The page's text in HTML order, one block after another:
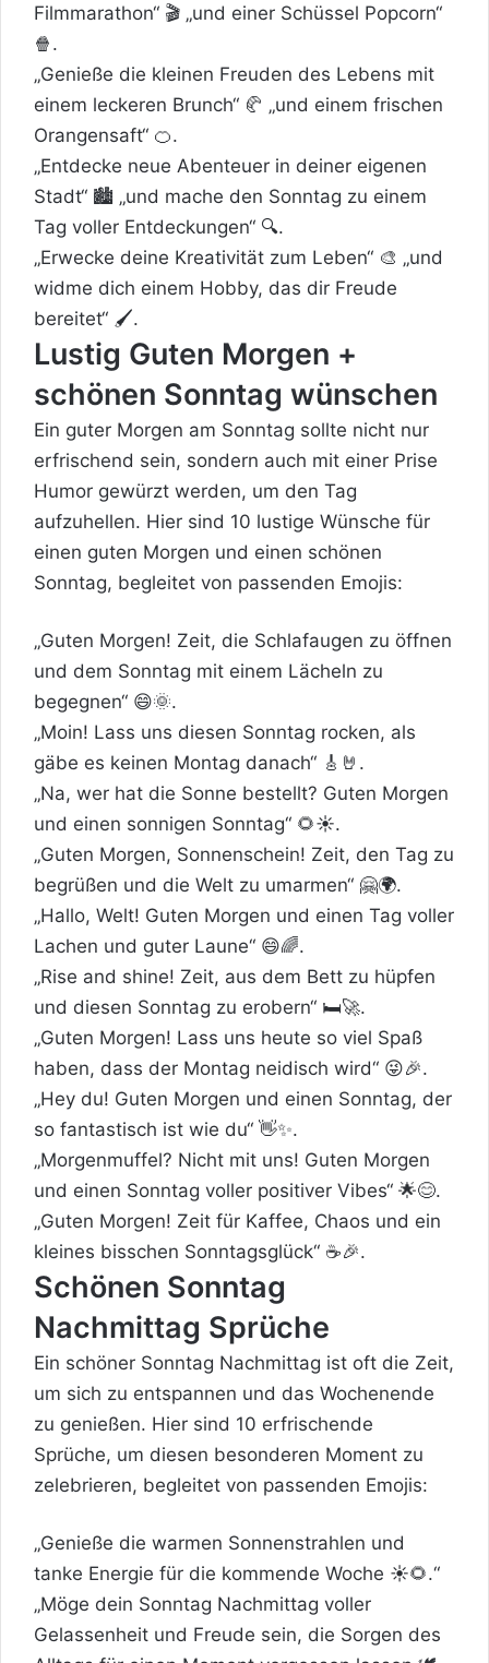
Filmmarathon“ 🎬 „und einer Schüssel Popcorn“
🍿.
„Genieße die kleinen Freuden des Lebens mit
einem leckeren Brunch“ 🥐 „und einem frischen
Orangensaft“ 🍊.
„Entdecke neue Abenteuer in deiner eigenen
Stadt“ 🏙️ „und mache den Sonntag zu einem
Tag voller Entdeckungen“ 🔍.
„Erwecke deine Kreativität zum Leben“ 🎨 „und
widme dich einem Hobby, das dir Freude
bereitet“ 🖌️.
Lustig Guten Morgen +
schönen Sonntag wünschen
Ein guter Morgen am Sonntag sollte nicht nur
erfrischend sein, sondern auch mit einer Prise
Humor gewürzt werden, um den Tag
aufzuhellen. Hier sind 10 lustige Wünsche für
einen guten Morgen und einen schönen
Sonntag, begleitet von passenden Emojis:
„Guten Morgen! Zeit, die Schlafaugen zu öffnen
und dem Sonntag mit einem Lächeln zu
begegnen“ 😄🌞.
„Moin! Lass uns diesen Sonntag rocken, als
gäbe es keinen Montag danach“ 🎸🤘.
„Na, wer hat die Sonne bestellt? Guten Morgen
und einen sonnigen Sonntag“ 🌻☀️.
„Guten Morgen, Sonnenschein! Zeit, den Tag zu
begrüßen und die Welt zu umarmen“ 🤗🌍.
„Hallo, Welt! Guten Morgen und einen Tag voller
Lachen und guter Laune“ 😄🌈.
„Rise and shine! Zeit, aus dem Bett zu hüpfen
und diesen Sonntag zu erobern“ 🛏️🚀.
„Guten Morgen! Lass uns heute so viel Spaß
haben, dass der Montag neidisch wird“ 😜🎉.
„Hey du! Guten Morgen und einen Sonntag, der
so fantastisch ist wie du“ 👋✨.
„Morgenmuffel? Nicht mit uns! Guten Morgen
und einen Sonntag voller positiver Vibes“ 🌟😊.
„Guten Morgen! Zeit für Kaffee, Chaos und ein
kleines bisschen Sonntagsglück“ ☕️🎉.
Schönen Sonntag
Nachmittag Sprüche
Ein schöner Sonntag Nachmittag ist oft die Zeit,
um sich zu entspannen und das Wochenende
zu genießen. Hier sind 10 erfrischende
Sprüche, um diesen besonderen Moment zu
zelebrieren, begleitet von passenden Emojis:
„Genieße die warmen Sonnenstrahlen und
tanke Energie für die kommende Woche ☀️🌻.“
„Möge dein Sonntag Nachmittag voller
Gelassenheit und Freude sein, die Sorgen des